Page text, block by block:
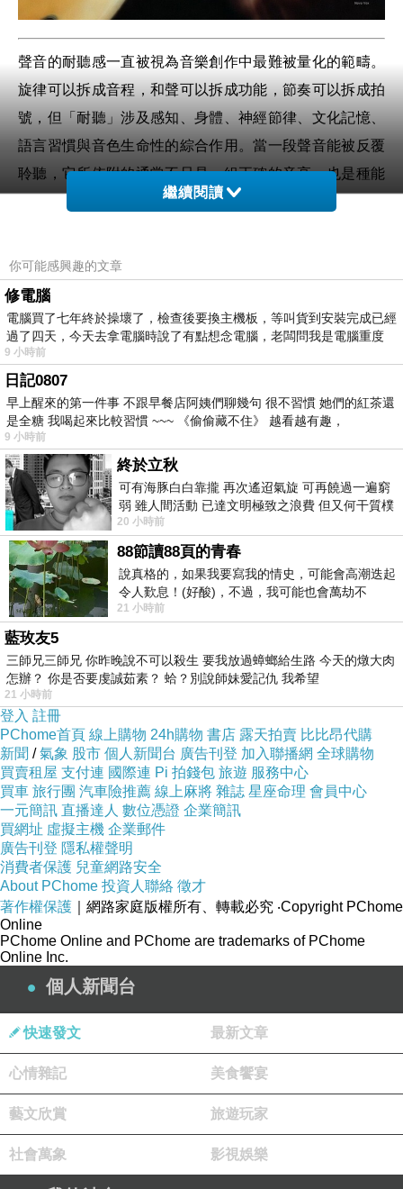
聲音的耐聽感一直被視為音樂創作中最難被量化的範疇。
旋律可以拆成音程，和聲可以拆成功能，節奏可以拆成拍
號，但「耐聽」涉及感知、身體、神經節律、文化記憶、
語言習慣與音色生命性的綜合作用。當一段聲音能被反覆
聆聽，它所依附的通常不只是一組正確的音高，也是種能
夠自我調節、微細浮動和呈現生命感的音準結構。
知系統固有的頻率比率偏好。聲音的生命性往往形成於
「精準與浮動之間」的區域，而自然音準的特質恰恰位於
這個區域中。
聲音生命性的基底：微細變化的持續性
生命的基本特徵之一是持續變化。任何生命體都不可能在
每一秒維持完全相同的狀態，呼吸的節奏、心跳的強弱、
步伐的速度、肌肉的張力都存在細微浮動。聽覺系統對浮
動高度敏感，並且傾向從這些細微的變化中辨認出「有機
性」。
聲音的生命性即在於此。
移，聽者的神經系統會將這些變化視為活體訊號，而非機
械重複。這類訊號不會讓人疲累，反而會提供持續吸引
力。
自然音準的比例關係來自純粹頻率比值（例如 3:2、5:4
等），這些比值比十二平均律更貼近物理諧波關係。當聲
音進入耳朵後，諧波之間的干涉更穩定、更清晰，身體較
容易感受到「音色寬度」與「諧波呼吸感」。這份穩定配
合細微浮動，形成生命氣息。
自然音準中的「身體可讀性」
自然音準之所以耐聽是因為它與身體的運作節律接近共
鳴。人類的身體本質上是由一連串振動組成：神經脈衝的
週期、呼吸與心率、步行時身體的擺動頻率、說話時的共
鳴腔震動。聽覺系統會將能夠順暢解讀的頻率視為舒適訊
號。
模型，所以產生明晰而穩規的身體感受。這種「可讀性」
是一種深層的安全感，使聆聽者在長時間聽同一段旋律
時，仍能維持神經系統的低負擔狀態。
相反，十二平均律雖然適合轉調與現代和聲語言，但它的
比例並不完全匹配自然諧波，因此長時間聆聽時，身體需
要額外調整，才可解讀其偏差。這種情況不會構成疲勞，
繼續閱讀
你可能感興趣的文章
修電腦
電腦買了七年終於操壞了，檢查後要換主機板，等叫貨到安裝完成已經
過了四天，今天去拿電腦時說了有點想念電腦，老闆問我是電腦重度
9 小時前
日記0807
早上醒來的第一件事 不跟早餐店阿姨們聊幾句 很不習慣 她們的紅茶還
是全糖 我喝起來比較習慣 ~~~ 《偷偷藏不住》 越看越有趣，
9 小時前
終於立秋
可有海豚白白靠攏 再次遙迢氣旋 可再饒過一遍窮
弱 雖人間活動 已達文明極致之浪費 但又何干質樸
者 只能白白陪葬
20 小時前
88節讀88頁的青春
說真格的，如果我要寫我的情史，可能會高潮迭起
令人歎息！(好酸)，不過，我可能也會萬劫不
復...，每天跪鍵盤還是被判了花心的罪
21 小時前
藍玫友5
三師兄三師兄 你昨晚說不可以殺生 要我放過蟑螂給生路 今天的燉大肉
怎辦？ 你是否要虔誠茹素？ 蛤？別說師妹愛記仇 我希望
21 小時前
登入 註冊
PChome首頁 線上購物 24h購物 書店 露天拍賣 比比昂代購
新聞 /氣象 股市 個人新聞台 廣告刊登 加入聯播網 全球購物
買賣租屋 支付連 國際連 Pi 拍錢包 旅遊 服務中心
買車 旅行團 汽車險推薦 線上麻將 雜誌 星座命理 會員中心
一元簡訊 直播達人 數位憑證 企業簡訊
買網址 虛擬主機 企業郵件
廣告刊登 隱私權聲明
消費者保護 兒童網路安全
About PChome 投資人聯絡 徵才
著作權保護 ｜網路家庭版權所有、轉載必究 ‧Copyright PChome
Online
PChome Online and PChome are trademarks of PChome
Online Inc.
個人新聞台
快速發文 最新文章
心情雜記 美食饗宴
藝文欣賞 旅遊玩家
社會萬象 影視娛樂